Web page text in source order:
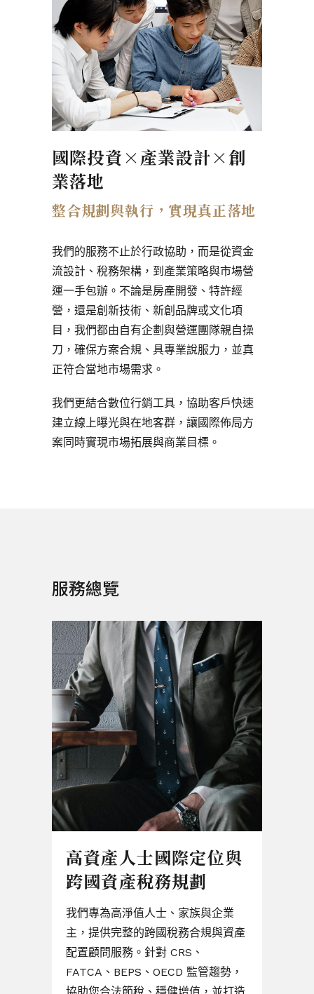
國際投資×產業設計×創
業落地
整合規劃與執行，實現真正落地
我們的服務不止於行政協助，而是從資金
流設計、稅務架構，到產業策略與市場營
運一手包辦。不論是房產開發、特許經
營，還是創新技術、新創品牌或文化項
目，我們都由自有企劃與營運團隊親自操
刀，確保方案合規、具專業說服力，並真
正符合當地市場需求。
我們更結合數位行銷工具，協助客戶快速
建立線上曝光與在地客群，讓國際佈局方
案同時實現市場拓展與商業目標。
服務總覽
法律、會計與企業設立
無論是台灣創業公司或外商進入台灣
市場，我們提供完整的法律與會計顧
問服務，協助您穩健展業、合法經
營。
公司登記與異動流程顧問